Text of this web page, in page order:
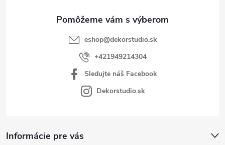
Informácie pre vás
eshop@dekorstudio.sk
+421949214304
Sledujte náš Facebook
Dekorstudio.sk